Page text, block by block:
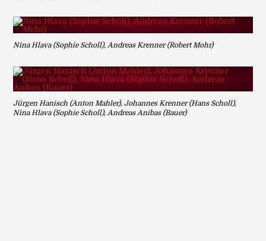
Nina Hlava (Sophie Scholl), Andreas Krenner (Robert Mohr)
Jürgen Hanisch (Anton Mahler), Johannes Krenner (Hans Scholl),
Nina Hlava (Sophie Scholl), Andreas Anibas (Bauer)